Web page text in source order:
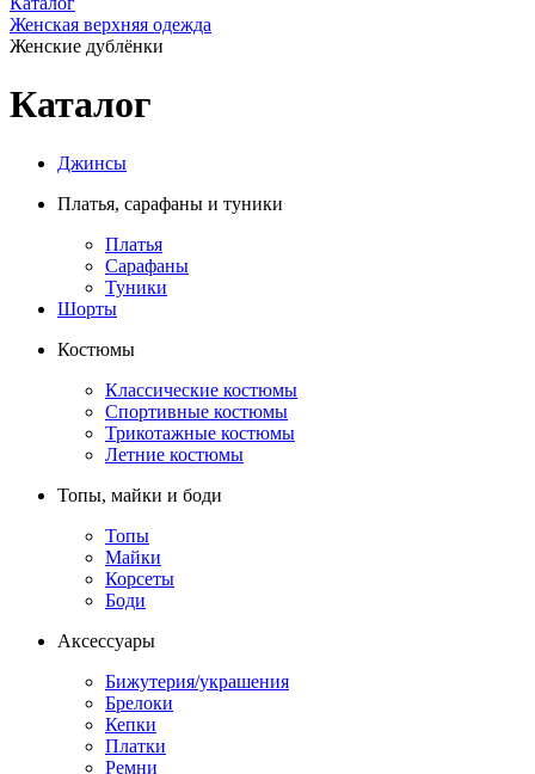
Женская верхняя одежда
Женские дублёнки
Каталог
Джинсы
Платья, сарафаны и туники
Платья
Сарафаны
Туники
Шорты
Костюмы
Классические костюмы
Спортивные костюмы
Трикотажные костюмы
Летние костюмы
Топы, майки и боди
Топы
Майки
Корсеты
Боди
Аксессуары
Бижутерия/украшения
Брелоки
Кепки
Платки
Ремни